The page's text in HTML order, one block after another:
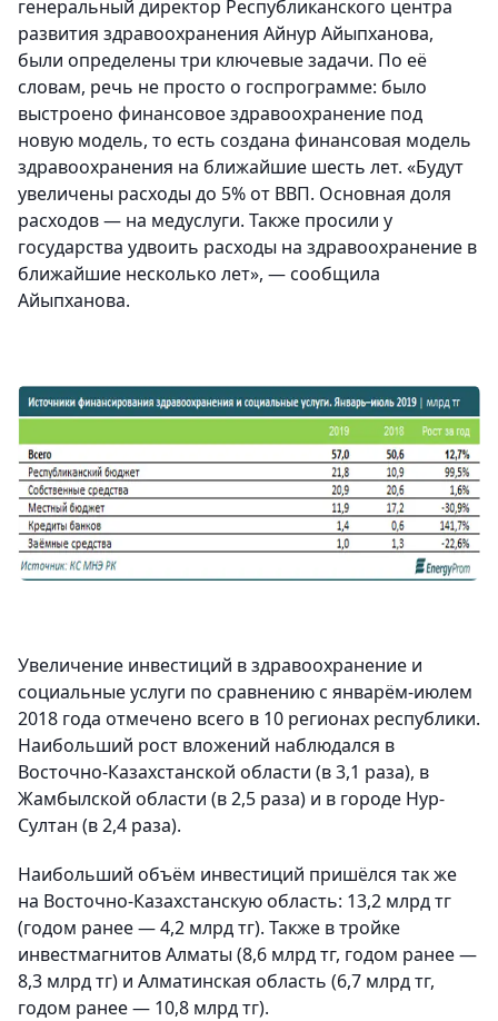
генеральный директор Республиканского центра
развития здравоохранения Айнур Айыпханова,
были определены три ключевые задачи. По её
словам, речь не просто о госпрограмме: было
выстроено финансовое здравоохранение под
новую модель, то есть создана финансовая модель
здравоохранения на ближайшие шесть лет. «Будут
увеличены расходы до 5% от ВВП. Основная доля
расходов — на медуслуги. Также просили у
государства удвоить расходы на здравоохранение в
ближайшие несколько лет», — сообщила
Айыпханова.
Увеличение инвестиций в здравоохранение и
социальные услуги по сравнению с январём-июлем
2018 года отмечено всего в 10 регионах республики.
Наибольший рост вложений наблюдался в
Восточно-Казахстанской области (в 3,1 раза), в
Жамбылской области (в 2,5 раза) и в городе Нур-
Султан (в 2,4 раза).
Наибольший объём инвестиций пришёлся так же
на Восточно-Казахстанскую область: 13,2 млрд тг
(годом ранее — 4,2 млрд тг). Также в тройке
инвестмагнитов Алматы (8,6 млрд тг, годом ранее —
8,3 млрд тг) и Алматинская область (6,7 млрд тг,
годом ранее — 10,8 млрд тг).